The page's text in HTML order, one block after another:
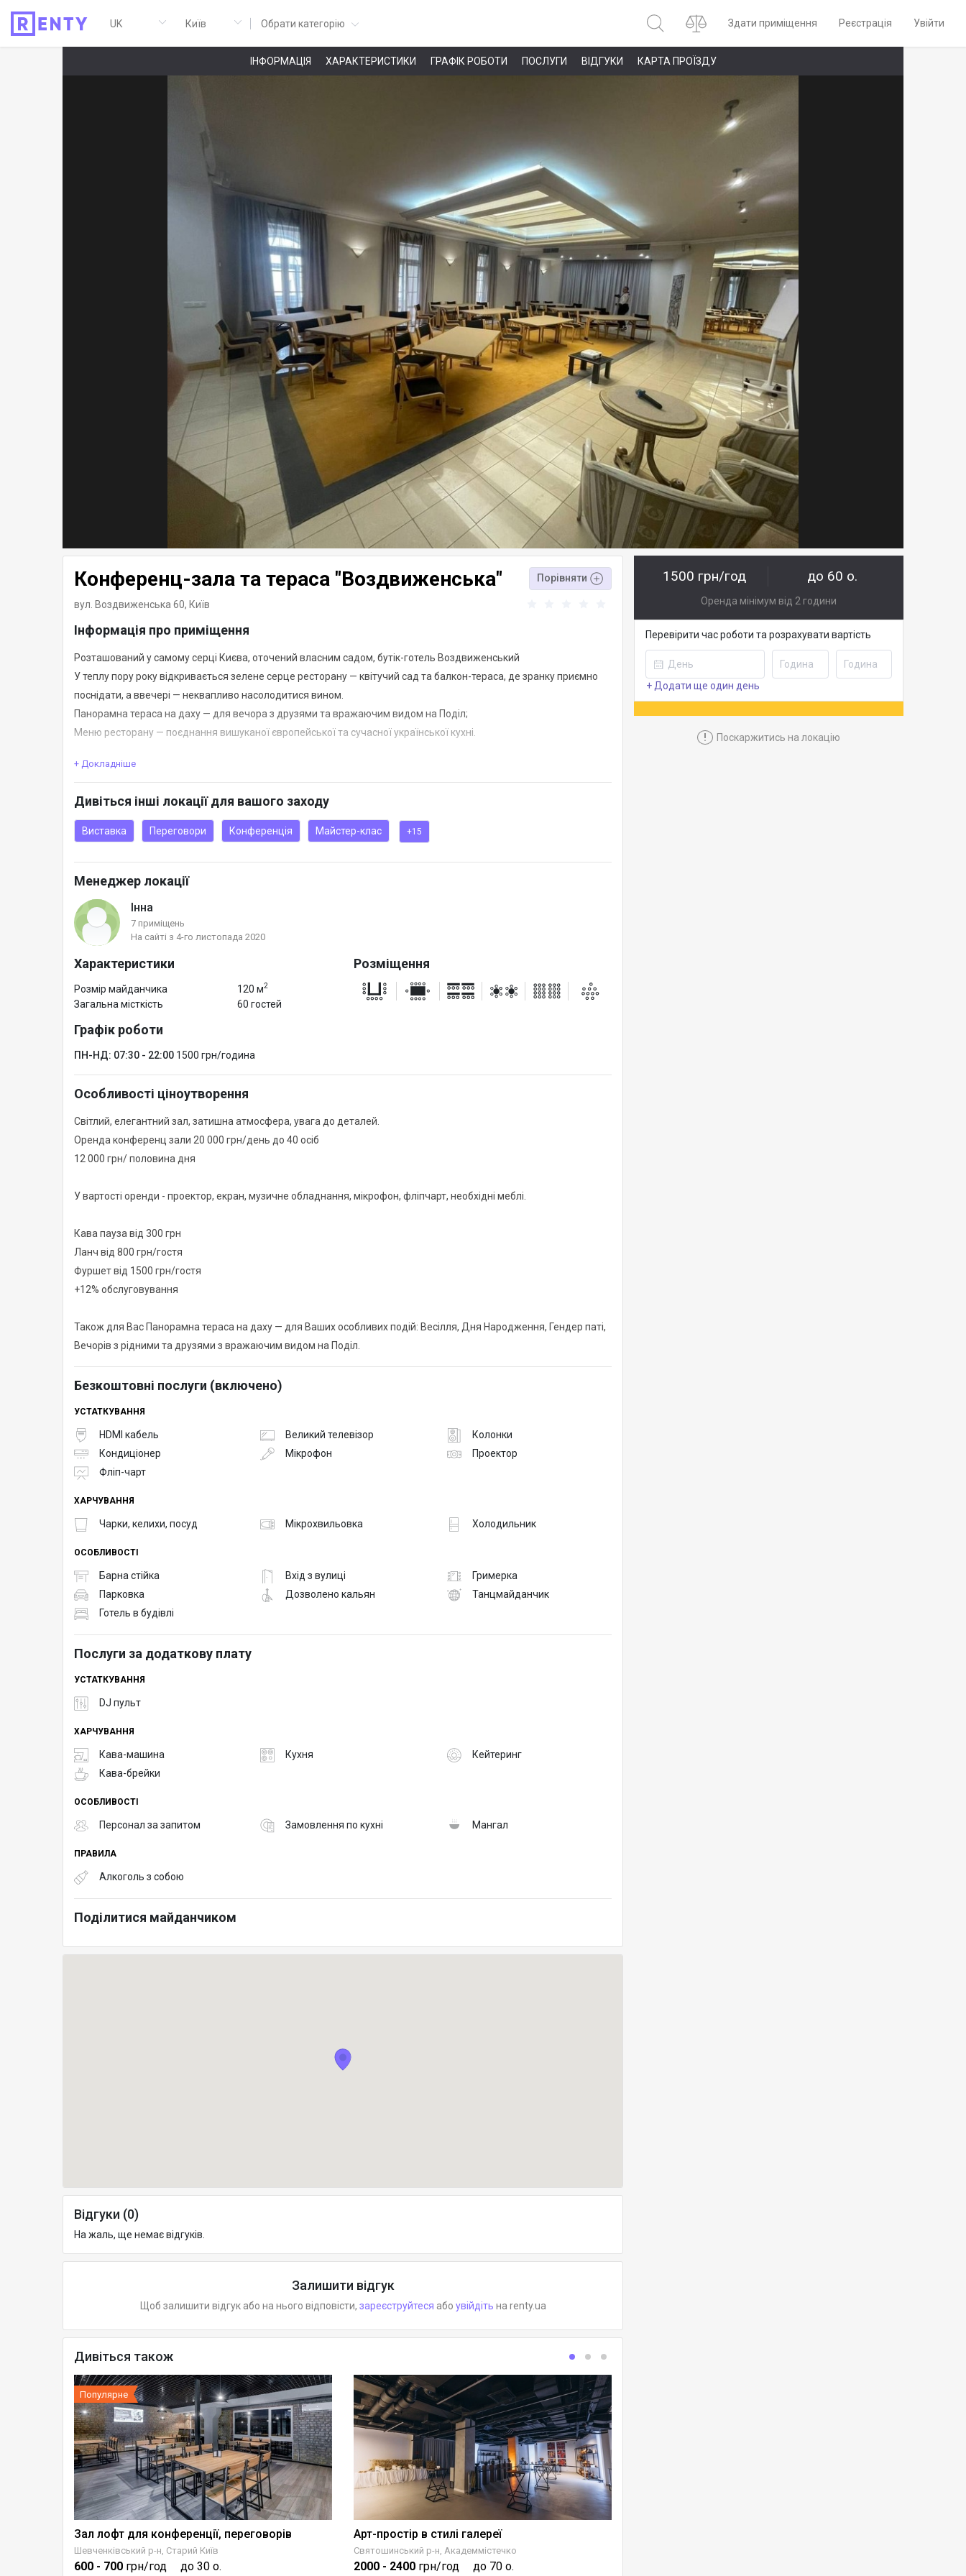
Обрати категорію Здати приміщення Реєстрація Увійти
ІНФОРМАЦІЯ ХАРАКТЕРИСТИКИ ГРАФІК РОБОТИ ПОСЛУГИ ВІДГУКИ КАРТА ПРОЇЗДУ
Конференц-зала та тераса "Воздвиженська" Порівняти
вул. Воздвиженська 60, Київ
Інформація про приміщення
Розташований у самому серці Києва, оточений власним садом, бутік-готель Воздвиженський
У теплу пору року відкривається зелене серце ресторану — квітучий сад та балкон-тераса, де зранку приємно
поснідати, а ввечері — неквапливо насолодитися вином.
Панорамна тераса на даху — для вечора з друзями та вражаючим видом на Поділ;
Меню ресторану — поєднання вишуканої європейської та сучасної української кухні.
З радістю організуємо Вашу подію: декор, музичне обладнання та розважальна програма, ведучий, фотограф,
+ Докладніше
Дивіться інші локації для вашого заходу
Виставка Переговори Конференція Майстер-клас +15
Менеджер локації
Інна
7 приміщень
На сайті з 4-го листопада 2020
Характеристики
Розмір майданчика 120 м2
Загальна місткість 60 гостей
Розміщення
Графік роботи
ПН-НД: 07:30 - 22:00 1500 грн/година
Особливості ціноутворення
Світлий, елегантний зал, затишна атмосфера, увага до деталей.
Оренда конференц зали 20 000 грн/день до 40 осіб
12 000 грн/ половина дня
У вартості оренди - проектор, екран, музичне обладнання, мікрофон, фліпчарт, необхідні меблі.
Кава пауза від 300 грн
Ланч від 800 грн/гостя
Фуршет від 1500 грн/гостя
+12% обслуговування
Також для Вас Панорамна тераса на даху — для Ваших особливих подій: Весілля, Дня Народження, Гендер паті,
Вечорів з рідними та друзями з вражаючим видом на Поділ.
Безкоштовні послуги (включено)
УСТАТКУВАННЯ
HDMI кабель Великий телевізор
Колонки
Кондиціонер
Мікрофон
Проектор
Фліп-чарт
ХАРЧУВАННЯ
Чарки, келихи, посуд Мікрохвильовка Холодильник
ОСОБЛИВОСТІ
Барна стійка Вхід з вулиці
Гримерка
Парковка
Дозволено кальян
Танцмайданчик
Готель в будівлі
Послуги за додаткову плату
УСТАТКУВАННЯ
DJ пульт
ХАРЧУВАННЯ
Кава-машина Кухня
Кейтеринг
Кава-брейки
ОСОБЛИВОСТІ
Персонал за запитом Замовлення по кухні Мангал
ПРАВИЛА
Алкоголь з собою
Поділитися майданчиком
Відгуки (0)
На жаль, ще немає відгуків.
Залишити відгук
Щоб залишити відгук або на нього відповісти, зареєструйтеся або увійдіть на renty.ua
Дивіться також
Популярне
Зал лофт для конференції, переговорів
Шевченківський р-н, Старий Київ
600 - 700 грн/год до 30 о.
Арт-простір в стилі галереї
Святошинський р-н, Академмістечко
2000 - 2400 грн/год до 70 о.
1500 грн/год до 60 о.
Оренда мінімум від 2 години
Перевірити час роботи та розрахувати вартість
+ Додати ще один день
! Поскаржитись на локацію